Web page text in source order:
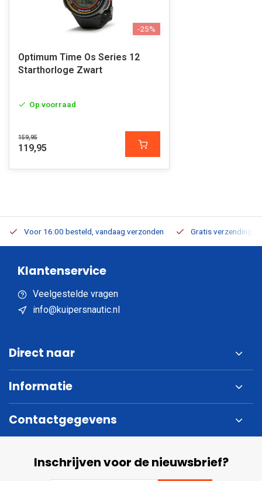
-25%
Optimum Time Os Series 12
Starthorloge Zwart
Op voorraad
159,95
119,95
Voor 16:00 besteld, vandaag verzonden Gratis verzending
Klantenservice
Veelgestelde vragen
info@kuipersnautic.nl
Direct naar
Informatie
Contactgegevens
Inschrijven voor de nieuwsbrief?